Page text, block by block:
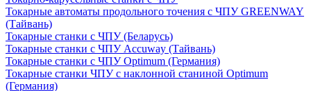
Токарные автоматы продольного точения с ЧПУ GREENWAY
(Тайвань)
Токарные станки с ЧПУ (Беларусь)
Токарные станки с ЧПУ Accuway (Тайвань)
Токарные станки с ЧПУ Optimum (Германия)
Токарные станки ЧПУ с наклонной станиной Optimum
(Германия)